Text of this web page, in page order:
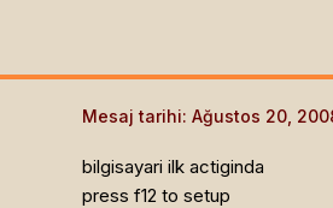
Mesaj tarihi: Ağustos 20,
bilgisayari ilk actiginda
press f12 to setup